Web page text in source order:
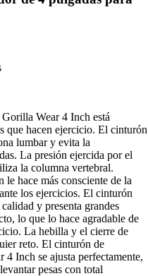
Wear 4 Inch está
que hacen ejercicio. El cinturón
lumbar y evita la
La presión ejercida por el
la columna vertebral.
hace más consciente de la
los ejercicios. El cinturón
y presenta grandes
lo que lo hace agradable de
La hebilla y el cierre de
reto. El cinturón de
Inch se ajusta perfectamente,
pesas con total